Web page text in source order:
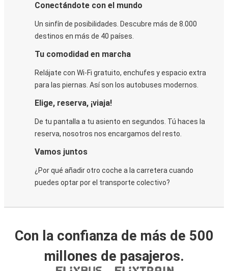
Conectándote con el mundo
Un sinfín de posibilidades. Descubre más de 8.000
destinos en más de 40 países.
Tu comodidad en marcha
Relájate con Wi-Fi gratuito, enchufes y espacio extra
para las piernas. Así son los autobuses modernos.
Elige, reserva, ¡viaja!
De tu pantalla a tu asiento en segundos. Tú haces la
reserva, nosotros nos encargamos del resto.
Vamos juntos
¿Por qué añadir otro coche a la carretera cuando
puedes optar por el transporte colectivo?
Con la confianza de más de 500
millones de pasajeros.